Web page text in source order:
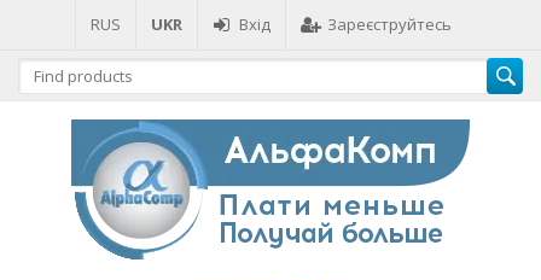
RUS UKR Вхід Зареєструйтесь